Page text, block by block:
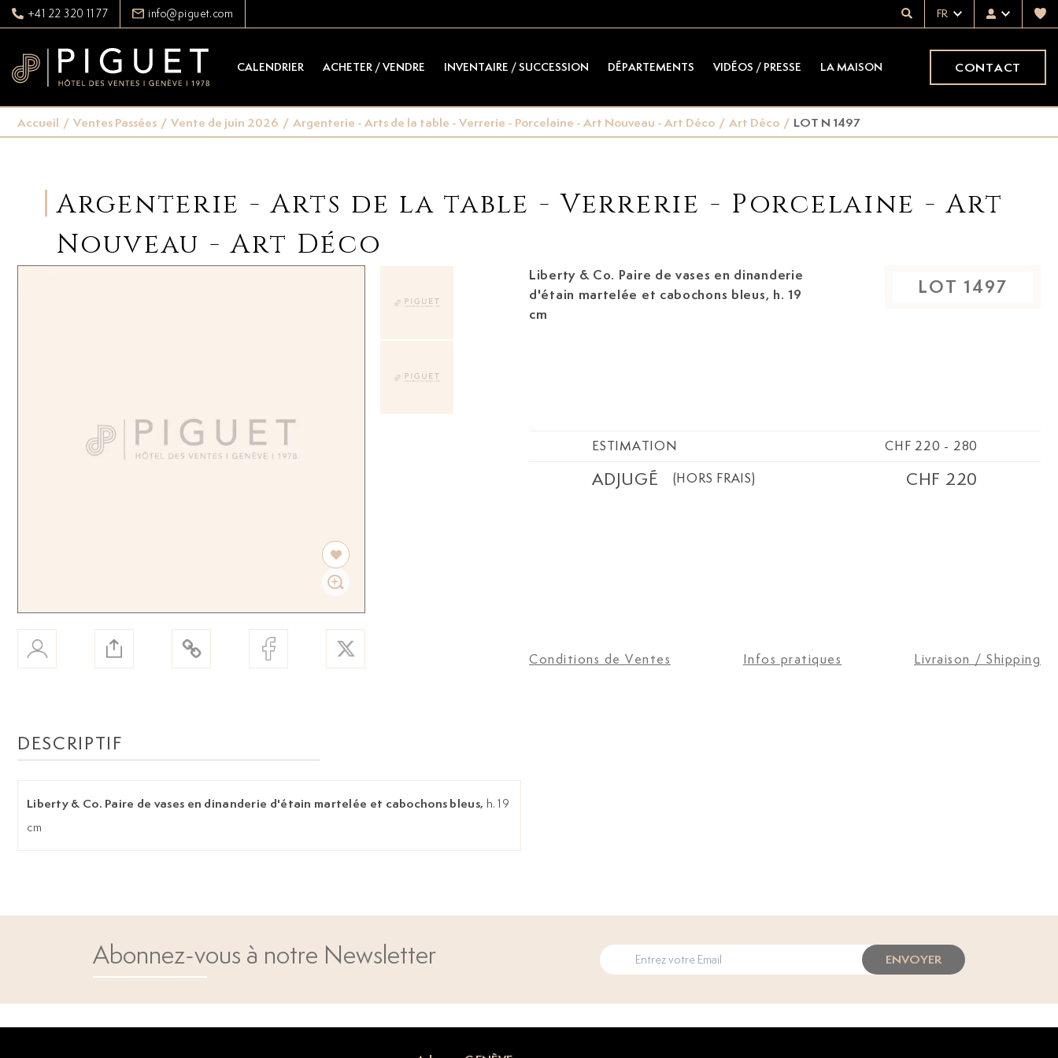
+41 22 320 11 77 info@piguet.com FR
CALENDRIER ACHETER / VENDRE INVENTAIRE / SUCCESSION DÉPARTEMENTS VIDÉOS / PRESSE LA MAISON CONTACT
Accueil / Ventes Passées / Vente de juin 2026 / Argenterie - Arts de la table - Verrerie - Porcelaine - Art Nouveau - Art Déco / Art Déco / LOT N 1497
Argenterie - Arts de la table - Verrerie - Porcelaine - Art
Nouveau - Art Déco
Liberty & Co. Paire de vases en dinanderie
d'étain martelée et cabochons bleus,
cm
LOT 1497
ESTIMATION CHF 220 - 280
ADJUGÉ (HORS FRAIS) CHF 220
Conditions de Ventes Infos pratiques Livraison / Shipping
DESCRIPTIF
Liberty & Co. Paire de vases en dinanderie d'étain martelée et cabochons bleus, h. 19
cm
Abonnez-vous à notre Newsletter ENVOYER